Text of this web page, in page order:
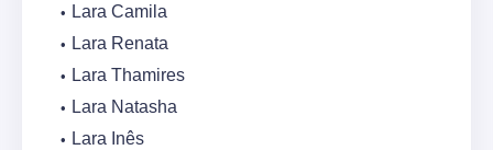
Lara Camila
Lara Renata
Lara Thamires
Lara Natasha
Lara Inês